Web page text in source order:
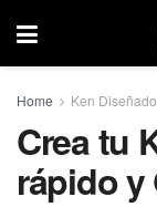
Home Ken
Crea tu
rápido y